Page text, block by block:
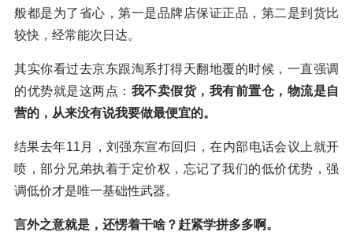
般都是为了省心，第一是品牌店保证正品，第二是到货比
较快，经常能次日达。
其实你看过去京东跟淘系打得天翻地覆的时候，一直强调
的优势就是这两点： 我不卖假货，我有前置仓，物流是自
营的，从来没有说我要做最便宜的。
结果去年11月，刘强东宣布回归，在内部电话会议上就开
喷，部分兄弟执着于定价权，忘记了我们的低价优势，强
调低价才是唯一基础性武器。
言外之意就是，还愣着干啥？赶紧学拼多多啊。